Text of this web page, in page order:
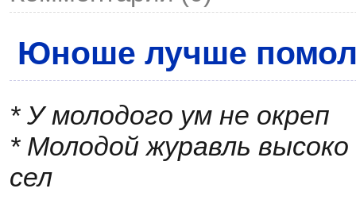
Юноше лучше
* У молодого ум не окреп
* Молодой журавль
сел